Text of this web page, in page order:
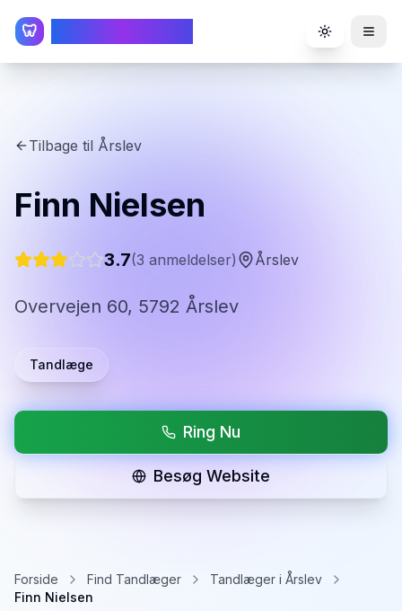
🦷 Toggle
Tilbage til Årslev
Finn Nielsen
3.7(3 anmeldelser) Årslev
Overvejen 60, 5792 Årslev
Tandlæge
Ring Nu
Besøg Website
Forside Find Tandlæger
Tandlæger i Årslev
Finn Nielsen